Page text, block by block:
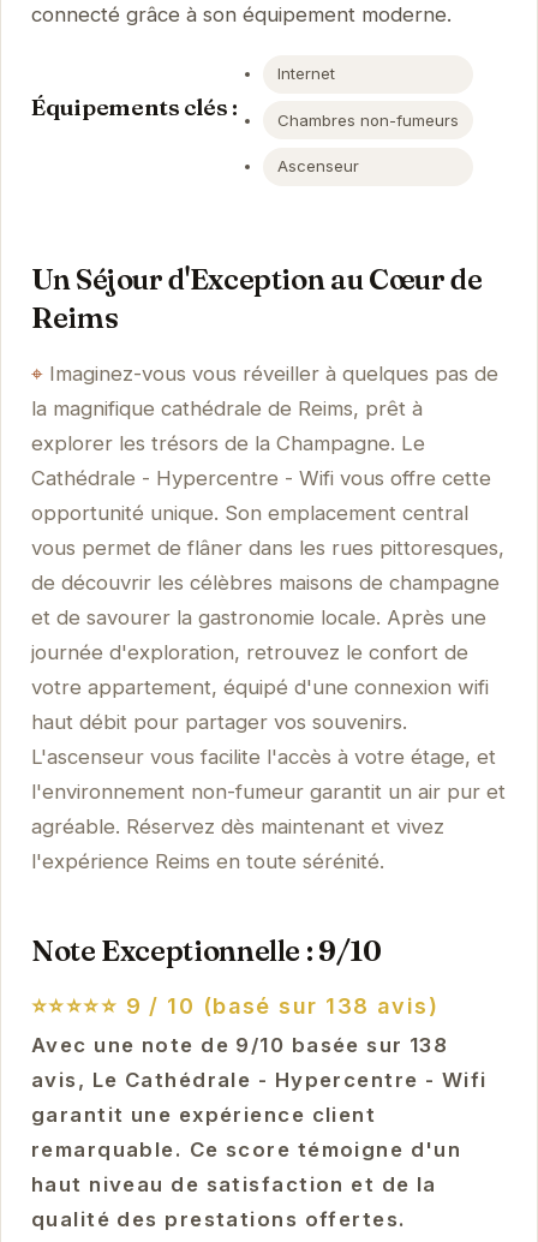
connecté grâce à son équipement moderne.
Équipements clés :
Internet
Chambres non-fumeurs
Ascenseur
Un Séjour d'Exception au Cœur de
Reims
Imaginez-vous vous réveiller à quelques pas de
la magnifique cathédrale de Reims, prêt à
explorer les trésors de la Champagne. Le
Cathédrale - Hypercentre - Wifi vous offre cette
opportunité unique. Son emplacement central
vous permet de flâner dans les rues pittoresques,
de découvrir les célèbres maisons de champagne
et de savourer la gastronomie locale. Après une
journée d'exploration, retrouvez le confort de
votre appartement, équipé d'une connexion wifi
haut débit pour partager vos souvenirs.
L'ascenseur vous facilite l'accès à votre étage, et
l'environnement non-fumeur garantit un air pur et
agréable. Réservez dès maintenant et vivez
l'expérience Reims en toute sérénité.
Note Exceptionnelle : 9/10
⭐⭐⭐⭐⭐ 9 / 10 (basé sur 138 avis)
Avec une note de 9/10 basée sur 138
avis, Le Cathédrale - Hypercentre - Wifi
garantit une expérience client
remarquable. Ce score témoigne d'un
haut niveau de satisfaction et de la
qualité des prestations offertes.